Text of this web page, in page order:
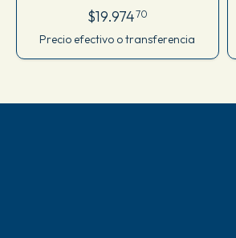
1.75 MM X 1 KG M77IGR175CJ
$19.97470
Precio efectivo o transferencia